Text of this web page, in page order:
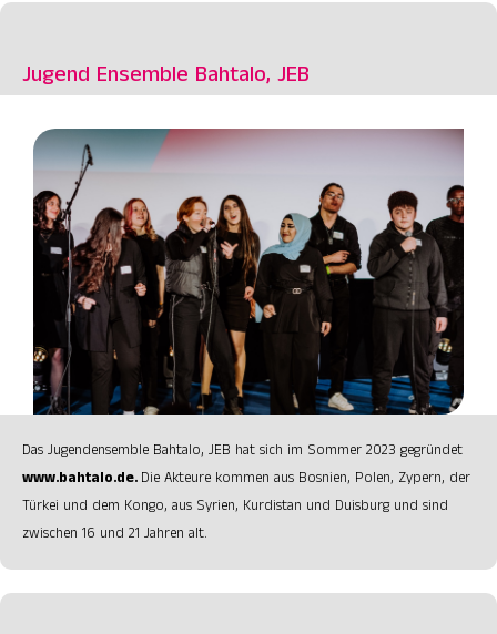
Jugend Ensemble Bahtalo, JEB
Das Jugendensemble Bahtalo, JEB hat sich im Sommer 2023 gegründet
www.bahtalo.de. Die Akteure kommen aus Bosnien, Polen, Zypern, der
Türkei und dem Kongo, aus Syrien, Kurdistan und Duisburg und sind
zwischen 16 und 21 Jahren alt.